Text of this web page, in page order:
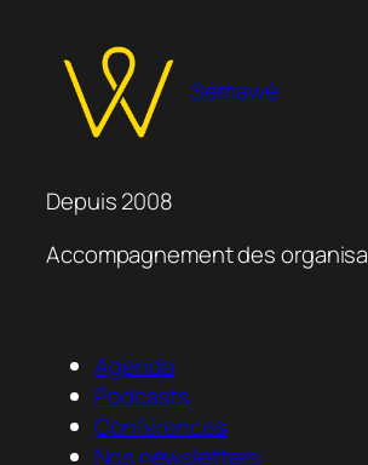
Sémawé
Depuis 2008
Accompagnement des
Agenda
Podcasts
Conférences
Nos newsletters